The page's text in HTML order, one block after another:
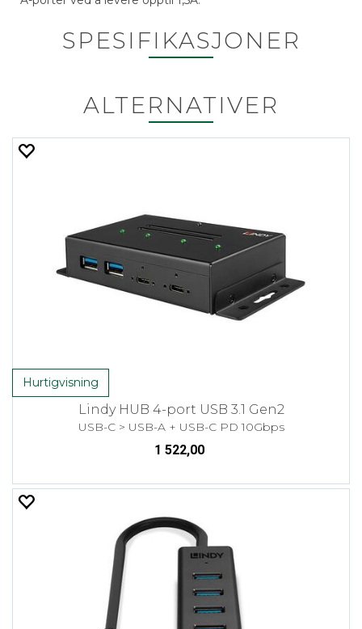
SPESIFIKASJONER
ALTERNATIVER
Hurtigvisning
Lindy HUB 4-port USB 3.1 Gen2
USB-C > USB-A + USB-C PD 10Gbps
1 522,00